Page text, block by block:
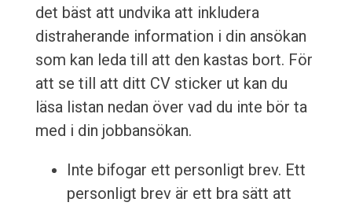
det bäst att undvika att inkludera
distraherande information i din ansökan
som kan leda till att den kastas bort. För
att se till att ditt CV sticker ut kan du
läsa listan nedan över vad du inte bör ta
med i din jobbansökan.
Inte bifogar ett personligt brev. Ett
personligt brev är ett bra sätt att